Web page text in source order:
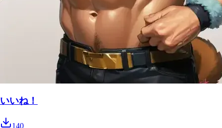
いいね！
140